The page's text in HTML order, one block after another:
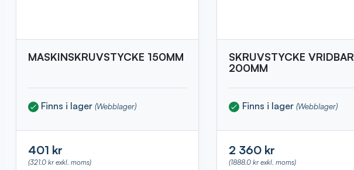
MASKINSKRUVSTYCKE 150MM
Finns i lager(Webblager)
401 kr
(321.0 kr exkl. moms)
SKRUVSTYCKE VRIDBAR
200MM
Finns i lager (Webblager)
2 360 kr
(1888.0 kr exkl. moms)